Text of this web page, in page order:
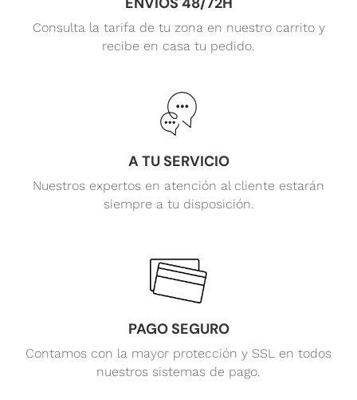
Consulta la tarifa de tu zona en nuestro carrito y
recibe en casa tu pedido.
A TU SERVICIO
Nuestros expertos en atención al cliente estarán
siempre a tu disposición.
PAGO SEGURO
Contamos con la mayor protección y SSL en todos
nuestros sistemas de pago.